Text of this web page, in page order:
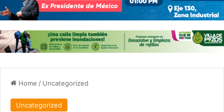
Home / Uncategorized
Uncategorized